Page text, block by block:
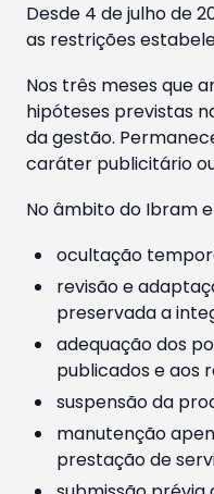
Desde 4 de julho de
as restrições
Nos três meses que
hipóteses previstas
da gestão.
caráter publicitário
No âmbito do Ibram
ocultação
revisão e
preservada a
adequação dos
publicados e aos
suspensão da
manutenção
prestação de